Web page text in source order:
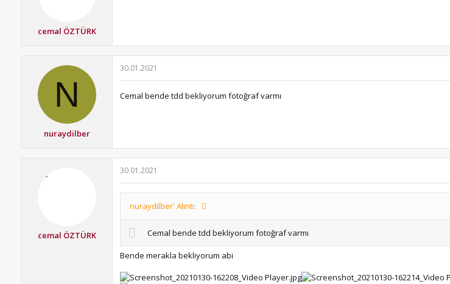
cemal ÖZTÜRK
N
nuraydilber
30.01.2021
Cemal bende tdd bekliyorum fotoğraf varmı
cemal ÖZTÜRK
30.01.2021
nuraydilber' Alıntı:
Cemal bende tdd bekliyorum fotoğraf varmı
Bende merakla bekliyorum abi